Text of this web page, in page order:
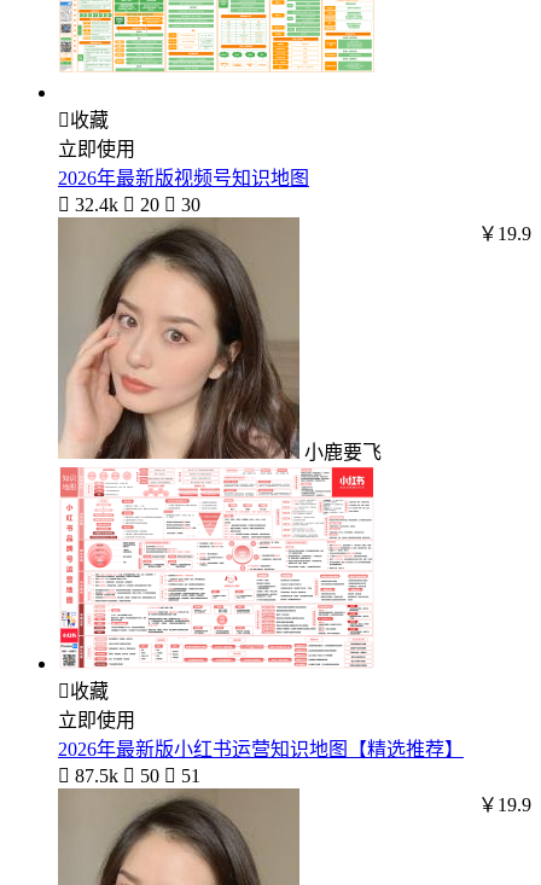
收藏
立即使用
2026年最新版视频号知识地图
 32.4k  20  30
小鹿要飞
￥19.9
收藏
立即使用
2026年最新版小红书运营知识地图【精选推荐】
 87.5k  50  51
￥19.9